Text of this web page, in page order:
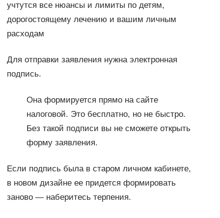
учтутся все нюансы и лимиты по детям,
дорогостоящему лечению и вашим личным
расходам
Для отправки заявления нужна электронная
подпись.
Она формируется прямо на сайте
налоговой. Это бесплатно, но не быстро.
Без такой подписи вы не сможете открыть
форму заявления.
Если подпись была в старом личном кабинете,
в новом дизайне ее придется формировать
заново — наберитесь терпения.